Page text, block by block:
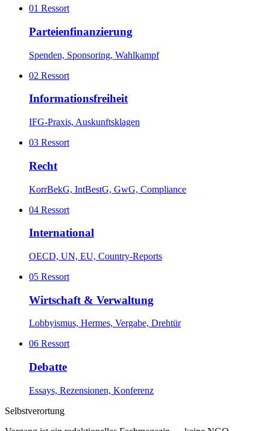
01 Ressort
Parteienfinanzierung
Spenden, Sponsoring, Wahlkampf
02 Ressort
Informationsfreiheit
IFG-Praxis, Auskunftsklagen
03 Ressort
Recht
KorrBekG, IntBestG, GwG, Compliance
04 Ressort
International
OECD, UN, EU, Country-Reports
05 Ressort
Wirtschaft & Verwaltung
Lobbyismus, Hermes, Vergabe, Drehtür
06 Ressort
Debatte
Essays, Rezensionen, Konferenz
Selbstverortung